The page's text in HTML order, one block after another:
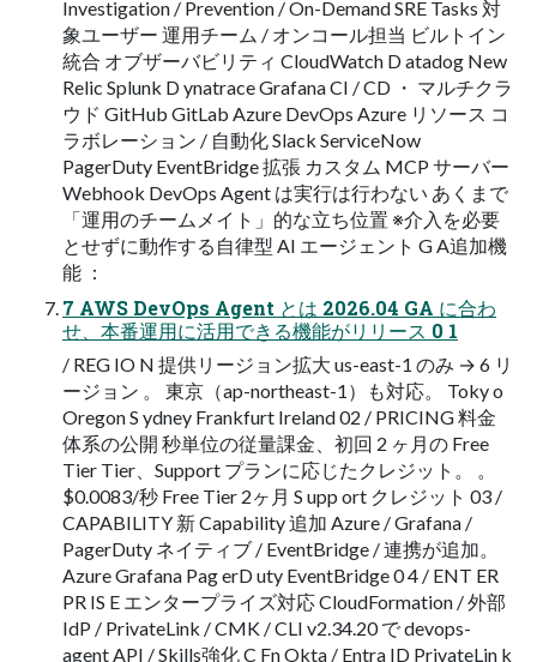
Investigation / Prevention / On-Demand SRE Tasks 対
象ユーザー 運用チーム / オンコール担当 ビルトイン
統合 オブザーバビリティ CloudWatch D atadog New
Relic Splunk D ynatrace Grafana CI / CD ・ マルチクラ
ウド GitHub GitLab Azure DevOps Azure リソース コ
ラボレーション / 自動化 Slack ServiceNow
PagerDuty EventBridge 拡張 カスタム MCP サーバー
Webhook DevOps Agent は実行は行わない あくまで
「運用のチームメイト」的な立ち位置 ※介入を必要
とせずに動作する自律型 AI エージェント G A追加機
能 ：
7 AWS DevOps Agent とは 2026.04 GA に合わ
せ、本番運用に活用できる機能がリリース 0 1
/ REG IO N 提供リージョン拡大 us-east-1 のみ → 6 リ
ージョン 。 東京（ap-northeast-1）も対応。 Toky o
Oregon S ydney Frankfurt Ireland 02 / PRICING 料金
体系の公開 秒単位の従量課金、初回 2 ヶ月の Free
Tier Tier、Support プランに応じたクレジット。 。
$0.0083/秒 Free Tier 2ヶ月 S upp ort クレジット 03 /
CAPABILITY 新 Capability 追加 Azure / Grafana /
PagerDuty ネイティブ / EventBridge / 連携が追加。
Azure Grafana Pag erD uty EventBridge 0 4 / ENT ER
PR IS E エンタープライズ対応 CloudFormation / 外部
IdP / PrivateLink / CMK / CLI v2.34.20 で devops-
agent API / Skills強化 C Fn Okta / Entra ID PrivateLin k